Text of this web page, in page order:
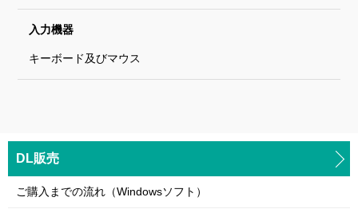
入力機器
キーボード及びマウス
DL販売
ご購入までの流れ（Windowsソフト）